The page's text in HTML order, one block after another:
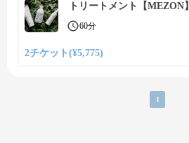
トリートメント【MEZON】
60分
2チケット(¥5,775)
1